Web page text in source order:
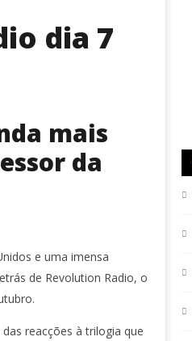
dia 7
mais
da
e uma imensa
de Revolution Radio, o
reacções à trilogia que